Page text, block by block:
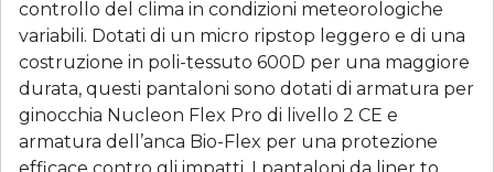
controllo del clima in condizioni meteorologiche
variabili. Dotati di un micro ripstop leggero e di una
costruzione in poli-tessuto 600D per una maggiore
durata, questi pantaloni sono dotati di armatura per
ginocchia Nucleon Flex Pro di livello 2 CE e
armatura dell’anca Bio-Flex per una protezione